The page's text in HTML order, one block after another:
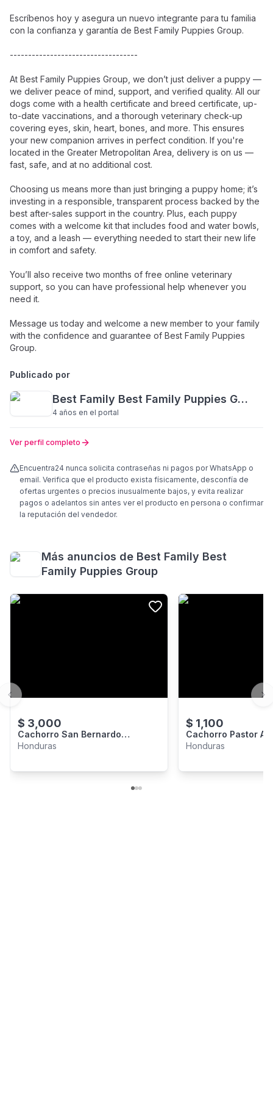
Escríbenos hoy y asegura un nuevo integrante para tu familia
con la confianza y garantía de Best Family Puppies Group.
-----------------------------------
At Best Family Puppies Group, we don’t just deliver a puppy —
we deliver peace of mind, support, and verified quality. All our
dogs come with a health certificate and breed certificate, up-
to-date vaccinations, and a thorough veterinary check-up
covering eyes, skin, heart, bones, and more. This ensures
your new companion arrives in perfect condition. If you're
located in the Greater Metropolitan Area, delivery is on us —
fast, safe, and at no additional cost.
Choosing us means more than just bringing a puppy home; it’s
investing in a responsible, transparent process backed by the
best after-sales support in the country. Plus, each puppy
comes with a welcome kit that includes food and water bowls,
a toy, and a leash — everything needed to start their new life
in comfort and safety.
You’ll also receive two months of free online veterinary
support, so you can have professional help whenever you
need it.
Message us today and welcome a new member to your family
with the confidence and guarantee of Best Family Puppies
Group.
Publicado por
Best Family Best Family Puppies Group
4 años en el portal
Ver perfil completo
Encuentra24 nunca solicita contraseñas ni pagos por WhatsApp o
email. Verifica que el producto exista físicamente, desconfía de
ofertas urgentes o precios inusualmente bajos, y evita realizar
pagos o adelantos sin antes ver el producto en persona o confirmar
la reputación del vendedor.
Más anuncios de Best Family Best
Family Puppies Group
$ 3,000
Cachorro San Bernardo
Premium
Honduras
$ 1,100
Cachorro Pastor
Corto Premium -
Honduras
Previous slide